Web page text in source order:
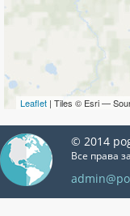
Leaflet | Tiles © Esri —
© 2014
Все права